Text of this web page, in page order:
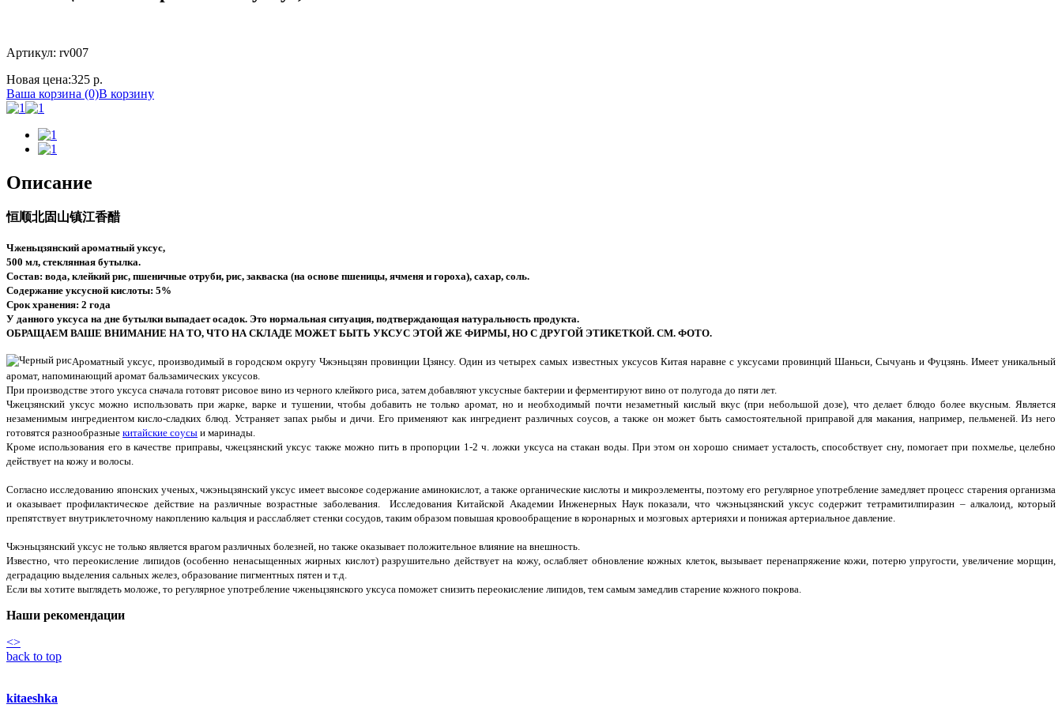
Артикул: rv007
Новая цена:325 р.
Ваша корзина (0)В корзину
Описание
恒顺北固山镇江香醋
Чженьцзянский ароматный уксус,
500 мл, стеклянная бутылка.
Состав: вода, клейкий рис, пшеничные отруби, рис, закваска (на основе пшеницы, ячменя и гороха), сахар, соль.
Содержание уксусной кислоты: 5%
Срок хранения: 2 года
У данного уксуса на дне бутылки выпадает осадок. Это нормальная ситуация, подтверждающая натуральность продукта.
ОБРАЩАЕМ ВАШЕ ВНИМАНИЕ НА ТО, ЧТО НА СКЛАДЕ МОЖЕТ БЫТЬ УКСУС ЭТОЙ ЖЕ ФИРМЫ, НО С ДРУГОЙ ЭТИКЕТКОЙ. СМ. ФОТО.
Ароматный уксус, производимый в городском округу Чжэньцзян провинции Цзянсу. Один из четырех самых известных уксусов Китая наравне с уксусами провинций Шаньси, Сычуань и Фуцзянь. Имеет уникальный
аромат, напоминающий аромат бальзамических уксусов.
При производстве этого уксуса сначала готовят рисовое вино из черного клейкого риса, затем добавляют уксусные бактерии и ферментируют вино от полугода до пяти лет.
Чжецзянский уксус можно использовать при жарке, варке и тушении, чтобы добавить не только аромат, но и необходимый почти незаметный кислый вкус (при небольшой дозе), что делает блюдо более вкусным. Является
незаменимым ингредиентом кисло-сладких блюд. Устраняет запах рыбы и дичи. Его применяют как ингредиент различных соусов, а также он может быть самостоятельной приправой для макания, например, пельменей. Из него
готовятся разнообразные китайские соусы и маринады.
Кроме использования его в качестве приправы, чжецзянский уксус также можно пить в пропорции 1-2 ч. ложки уксуса на стакан воды. При этом он хорошо снимает усталость, способствует сну, помогает при похмелье, целебно
действует на кожу и волосы.
Согласно исследованию японских ученых, чжэньцзянский уксус имеет высокое содержание аминокислот, а также органические кислоты и микроэлементы, поэтому его регулярное употребление замедляет процесс старения организма
и оказывает профилактическое действие на различные возрастные заболевания. Исследования Китайской Академии Инженерных Наук показали, что чжэньцзянский уксус содержит тетрамитилпиразин – алкалоид, который
препятствует внутриклеточному накоплению кальция и расслабляет стенки сосудов, таким образом повышая кровообращение в коронарных и мозговых артерияхи и понижая артериальное давление.
Чжэньцзянский уксус не только является врагом различных болезней, но также оказывает положительное влияние на внешность.
Известно, что переокисление липидов (особенно ненасыщенных жирных кислот) разрушительно действует на кожу, ослабляет обновление кожных клеток, вызывает перенапряжение кожи, потерю упругости, увеличение морщин,
деградацию выделения сальных желез, образование пигментных пятен и т.д.
Если вы хотите выглядеть моложе, то регулярное употребление чженьцзянского уксуса поможет снизить переокисление липидов, тем самым замедлив старение кожного покрова.
Наши рекомендации
<>
back to top
kitaeshka